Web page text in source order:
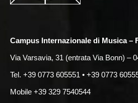
Campus Internazionale di Musica –
Via Varsavia, 31 (entrata Via Bonn) –
Tel. +39 0773 605551 • +39 0773
Mobile +39 329 7540544